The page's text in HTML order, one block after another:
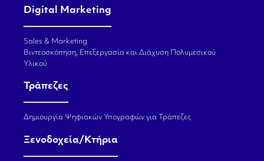
Digital Marketing
Sales & Marketing
Βιντεοσκόπηση, Επεξεργασία και Διάχυση Πολυμεσικού
Υλικού
Τράπεζες
Δημιουργία Ψηφιακών Υπογραφών για Τράπεζες
Ξενοδοχεία/Κτήρια